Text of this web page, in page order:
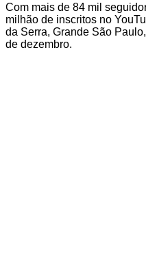
Com mais de 84 mil
milhão de inscritos no
da Serra, Grande São
de dezembro.